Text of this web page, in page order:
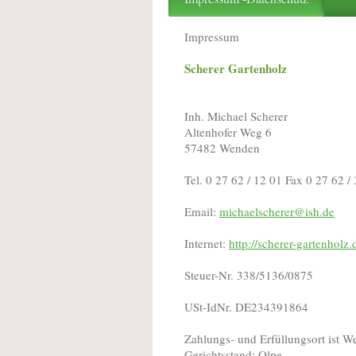
Impressum
Scherer Gartenholz
Inh. Michael Scherer
Altenhofer Weg 6
57482 Wenden
Tel. 0 27 62 / 12 01 Fax 0 27 62 /
Email: michaelscherer@ish.de
Internet: http://scherer-
Steuer-Nr. 338/5136/0875
USt-IdNr. DE234391864
Zahlungs- und Erfüllungsort ist